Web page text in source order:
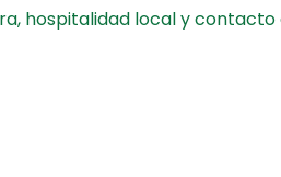
hospitalidad local y